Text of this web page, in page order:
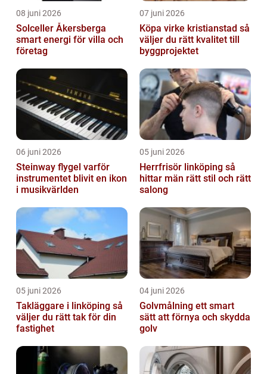
08 juni 2026
Solceller Åkersberga
smart energi för villa och
företag
07 juni 2026
Köpa virke kristianstad så
väljer du rätt kvalitet till
byggprojektet
06 juni 2026
Steinway flygel varför
instrumentet blivit en ikon
i musikvärlden
05 juni 2026
Herrfrisör linköping så
hittar män rätt stil och rätt
salong
05 juni 2026
Takläggare i linköping så
väljer du rätt tak för din
fastighet
04 juni 2026
Golvmålning ett smart
sätt att förnya och skydda
golv